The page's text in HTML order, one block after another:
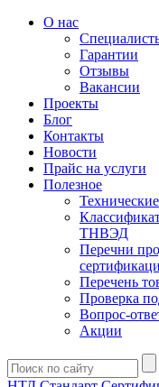
О нас
Гарантии
Отзывы
Вакансии
Проекты
Блог
Контакты
Новости
Прайс на услуги
Полезное
ТНВЭД
Перечни
Перечень
Проверка
Вопрос-
Акции